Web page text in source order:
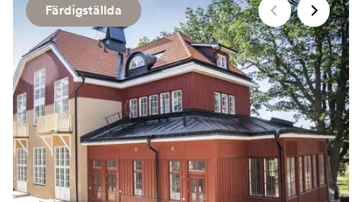
Färdigställda